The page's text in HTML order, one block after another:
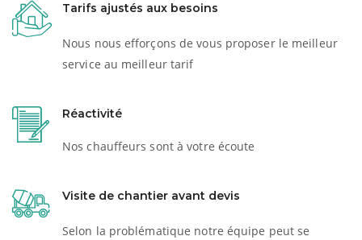
Tarifs ajustés aux besoins
Nous nous efforçons de vous proposer le meilleur
service au meilleur tarif
Réactivité
Nos chauffeurs sont à votre écoute
Visite de chantier avant devis
Selon la problématique notre équipe peut se